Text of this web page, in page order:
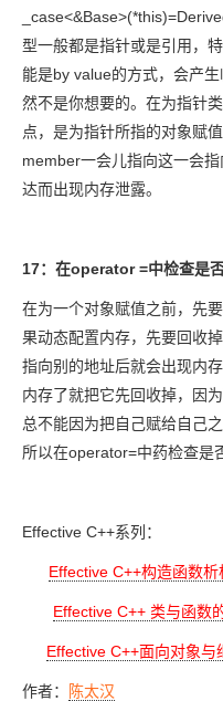
型一般都是指针或是引用，
能是by value的方式，会产
然不是你想要的。在为指针
点，是为指针所指的对象赋
member一会儿指向这一会
达而出现内存泄露。
17：在operator =中检查是
在为一个对象赋值之前，先
果动态配置内存，先要回收
指向别的地址后就会出现内
内存了就把它先回收掉，因
总不能因为把自己赋给自己
所以在operator=中药检查是
Effective C++系列：
Effective C++构造函数
Effective C++ 类与函数
Effective C++面向对象与
作者： 陈太汉